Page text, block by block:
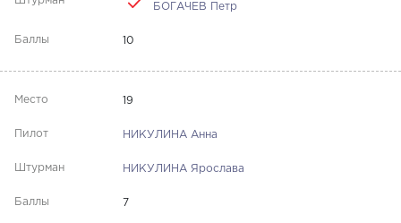
БОГАЧЕВ Петр
10
19
НИКУЛИНА Анна
НИКУЛИНА Ярослава
7